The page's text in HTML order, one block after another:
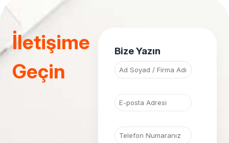
İletişime
Geçin
Bize Yazın